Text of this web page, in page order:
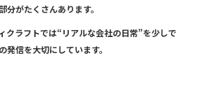
がたくさんあります。
クラフトでは“リアルな会社の日常”を少しで
信を大切にしています。